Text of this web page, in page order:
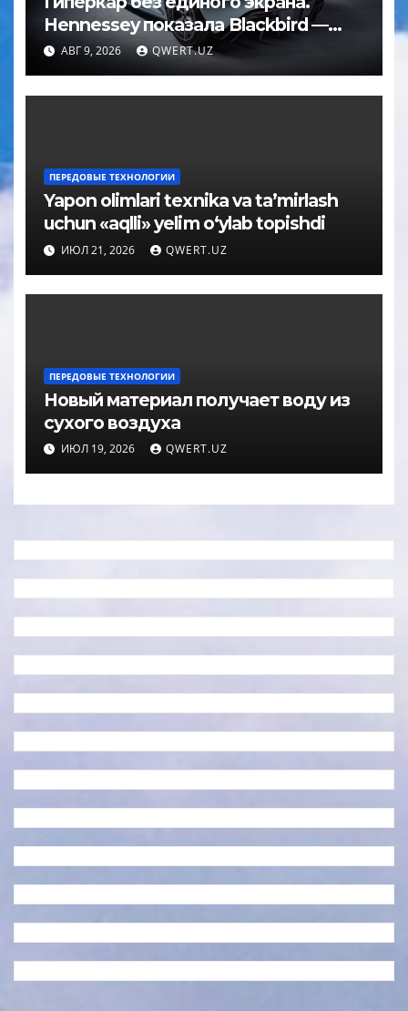
Hennessey показала Blackbird —
машину за 2,5 миллиона долларов
АВГ 9, 2026 QWERT.UZ
ПЕРЕДОВЫЕ ТЕХНОЛОГИИ
Yapon olimlari texnika va ta’mirlash
uchun «aqlli» yelim o‘ylab topishdi
ИЮЛ 21, 2026 QWERT.UZ
ПЕРЕДОВЫЕ ТЕХНОЛОГИИ
Новый материал получает воду из
сухого воздуха
ИЮЛ 19, 2026 QWERT.UZ